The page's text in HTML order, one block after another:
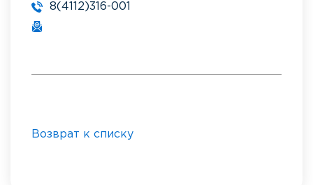
8(4112)316-001
Возврат к списку